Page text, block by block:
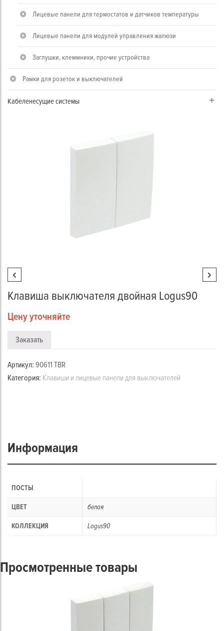
Лицевые панели для термостатов и датчиков температуры
Лицевые панели для модулей управления жалюзи
Заглушки, клеммники, прочие устройства
Рамки для розеток и выключателей
Кабеленесущие системы
Клавиша выключателя двойная Logus90
Цену уточняйте
Заказать
Артикул: 90611 TBR
Категория: Клавиши и лицевые панели для выключателей
Информация
ПОСТЫ
ЦВЕТ белая
КОЛЛЕКЦИЯ Logus90
Просмотренные товары